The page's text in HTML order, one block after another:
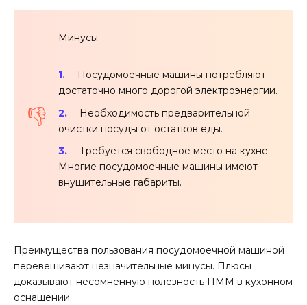
Минусы:
Посудомоечные машины потребляют
достаточно много дорогой электроэнергии.
Необходимость предварительной
очистки посуды от остатков еды.
Требуется свободное место на кухне.
Многие посудомоечные машины имеют
внушительные габариты.
Преимущества пользования посудомоечной машиной
перевешивают незначительные минусы. Плюсы
доказывают несомненную полезность ПММ в кухонном
оснащении.